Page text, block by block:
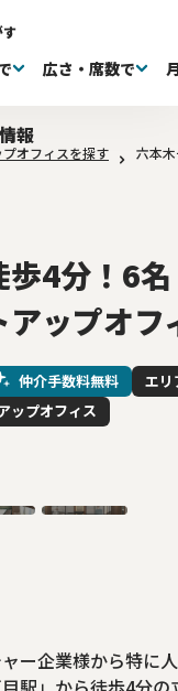
す
広さ・席数で
港区(114)
30〜60坪(275)
トアップオフィス(278)
30〜60坪(275)
61～100万(185)
カンブース付き(443)
きオフィスについて
報
オフィスを探す 六本
4分！6
ップオフ
仲介手数料無料
エリ
ップオフィス
ー企業様から特に